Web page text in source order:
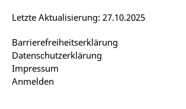
Barrierefreiheitserklärung
Datenschutzerklärung
Impressum
Anmelden
Letzte Aktualisierung: 27.10.2025